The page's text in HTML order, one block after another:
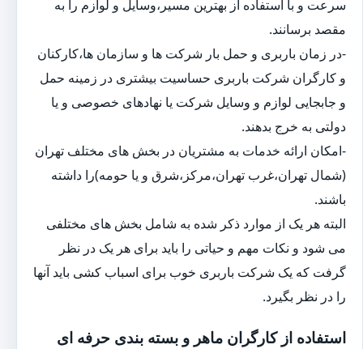
سرعت و با استفاده از بهترین مسیر،وسایل و لوازم را به
مقصد برسانند.
-در زمان باربری و حمل بار شرکت ها و سازمان ها،کارکنان
و کارگران شرکت باربری حساسیت بیشتری در زمینه حمل
و جابجایی لوازم و وسایل شرکت یا نهادهای خصوصی و یا
دولتی به خرج بدهند.
-امکان ارائه خدمات به مشتریان در بخش های مختلف تهران
(شمال تهران،غرب تهران،مرکز،شرق و یا حومه)را داشته
باشند.
البته هر یک از موارد ذکر شده به شامل بخش های مختلفی
می شود و نکات مهم و حیاتی را باید برای هر یک در نظر
گرفت که یک شرکت باربری خوب برای اسباب کشی باید آنها
را در نظر بگیرد.
استفاده از کارگران ماهر و بسته بندی حرفه ای